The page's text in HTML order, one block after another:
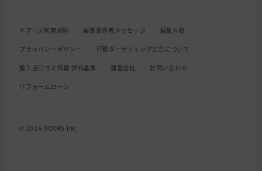
ドアーズ利用規約 編集責任者メッセージ 編集方針
プライバシーポリシー 行動ターゲティング広告について
施工店口コミ情報 評価基準 運営会社 お問い合わせ
リフォームローン
© 2026 DOORS Inc.